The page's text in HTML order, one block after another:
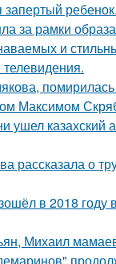
запертый ребенок.
за рамки
и
телевидения.
Максимом
ушел казахский
рассказала о
в 2018 году
Михаил